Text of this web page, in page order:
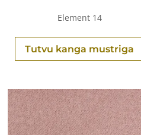
Element 14
Tutvu kanga mustriga